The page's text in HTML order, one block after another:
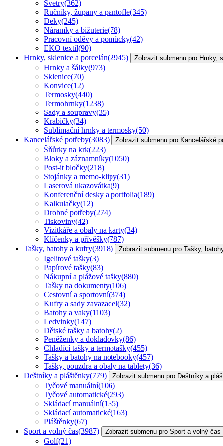
Svetry(362)
Ručníky, župany a pantofle(345)
Deky(245)
Náramky a bižuterie(78)
Pracovní oděvy a pomůcky(42)
EKO textil(90)
Hrnky, sklenice a porcelán(2945) Zobrazit submenu pro Hrnky,
Hrnky a šálky(973)
Sklenice(70)
Konvice(12)
Termosky(440)
Termohrnky(1238)
Sady a soupravy(35)
Krabičky(34)
Sublimační hrnky a termosky(50)
Kancelářské potřeby(3083) Zobrazit submenu pro Kancelářské
Šňůrky na krk(223)
Bloky a záznamníky(1050)
Post-it bločky(218)
Stojánky a memo-klipy(31)
Laserová ukazovátka(9)
Konferenční desky a portfolia(189)
Kalkulačky(12)
Drobné potřeby(274)
Tiskoviny(42)
Vizitkáře a obaly na karty(34)
Klíčenky a přívěšky(787)
Tašky, batohy a kufry(3918) Zobrazit submenu pro Tašky,
Igelitové tašky(3)
Papírové tašky(83)
Nákupní a plážové tašky(880)
Tašky na dokumenty(106)
Cestovní a sportovní(374)
Kufry a sady zavazadel(32)
Batohy a vaky(1103)
Ledvinky(147)
Dětské tašky a batohy(2)
Peněženky a dokladovky(86)
Chladící tašky a termotašky(455)
Tašky a batohy na notebooky(457)
Tašky, pouzdra a obaly na tablety(36)
Deštníky a pláštěnky(779) Zobrazit submenu pro Deštníky a
Tyčové manuální(106)
Tyčové automatické(293)
Skládací manuální(135)
Skládací automatické(163)
Pláštěnky(67)
Sport a volný čas(3987) Zobrazit submenu pro Sport a volný čas
Golf(21)